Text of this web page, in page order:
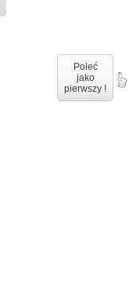
Poleć
jako
pierwszy !